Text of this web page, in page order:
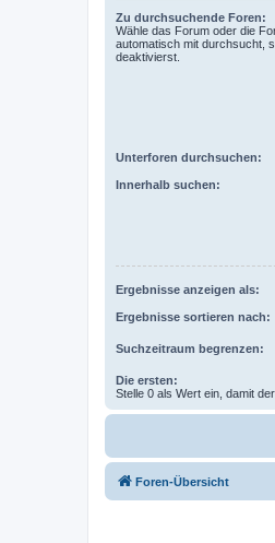
Zu durchsuchende Foren:
Wähle das Forum oder die
automatisch mit durchsucht,
deaktivierst.
Unterforen durchsuchen:
Innerhalb suchen:
Ergebnisse anzeigen als:
Ergebnisse sortieren nach:
Suchzeitraum begrenzen:
Die ersten:
Stelle 0 als Wert ein, damit
Foren-Übersicht